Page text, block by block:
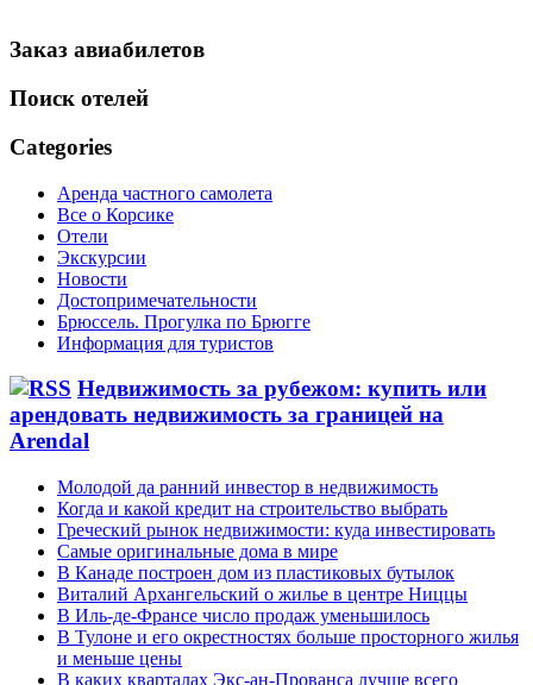
Заказ авиабилетов
Поиск отелей
Categories
Аренда частного самолета
Все о Корсике
Отели
Экскурсии
Новости
Достопримечательности
Брюссель. Прогулка по Брюгге
Информация для туристов
Недвижимость за рубежом: купить или
арендовать недвижимость за границей на
Arendal
Молодой да ранний инвестор в недвижимость
Когда и какой кредит на строительство выбрать
Греческий рынок недвижимости: куда инвестировать
Самые оригинальные дома в мире
В Канаде построен дом из пластиковых бутылок
Виталий Архангельский о жилье в центре Ниццы
В Иль-де-Франсе число продаж уменьшилось
В Тулоне и его окрестностях больше просторного жилья
и меньше цены
В каких кварталах Экс-ан-Прованса лучше всего